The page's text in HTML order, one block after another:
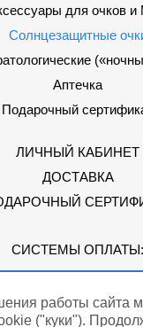
работы сайта
("куки").
для очков
Солнцезащитные
Аптечка
Подарочный
ЛИЧНЫЙ КАБИНЕТ
ДОСТАВКА
СИСТЕМЫ ОПЛАТЫ:
Мы в соцсетях